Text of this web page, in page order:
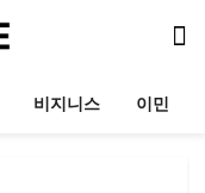
비지니스 이민